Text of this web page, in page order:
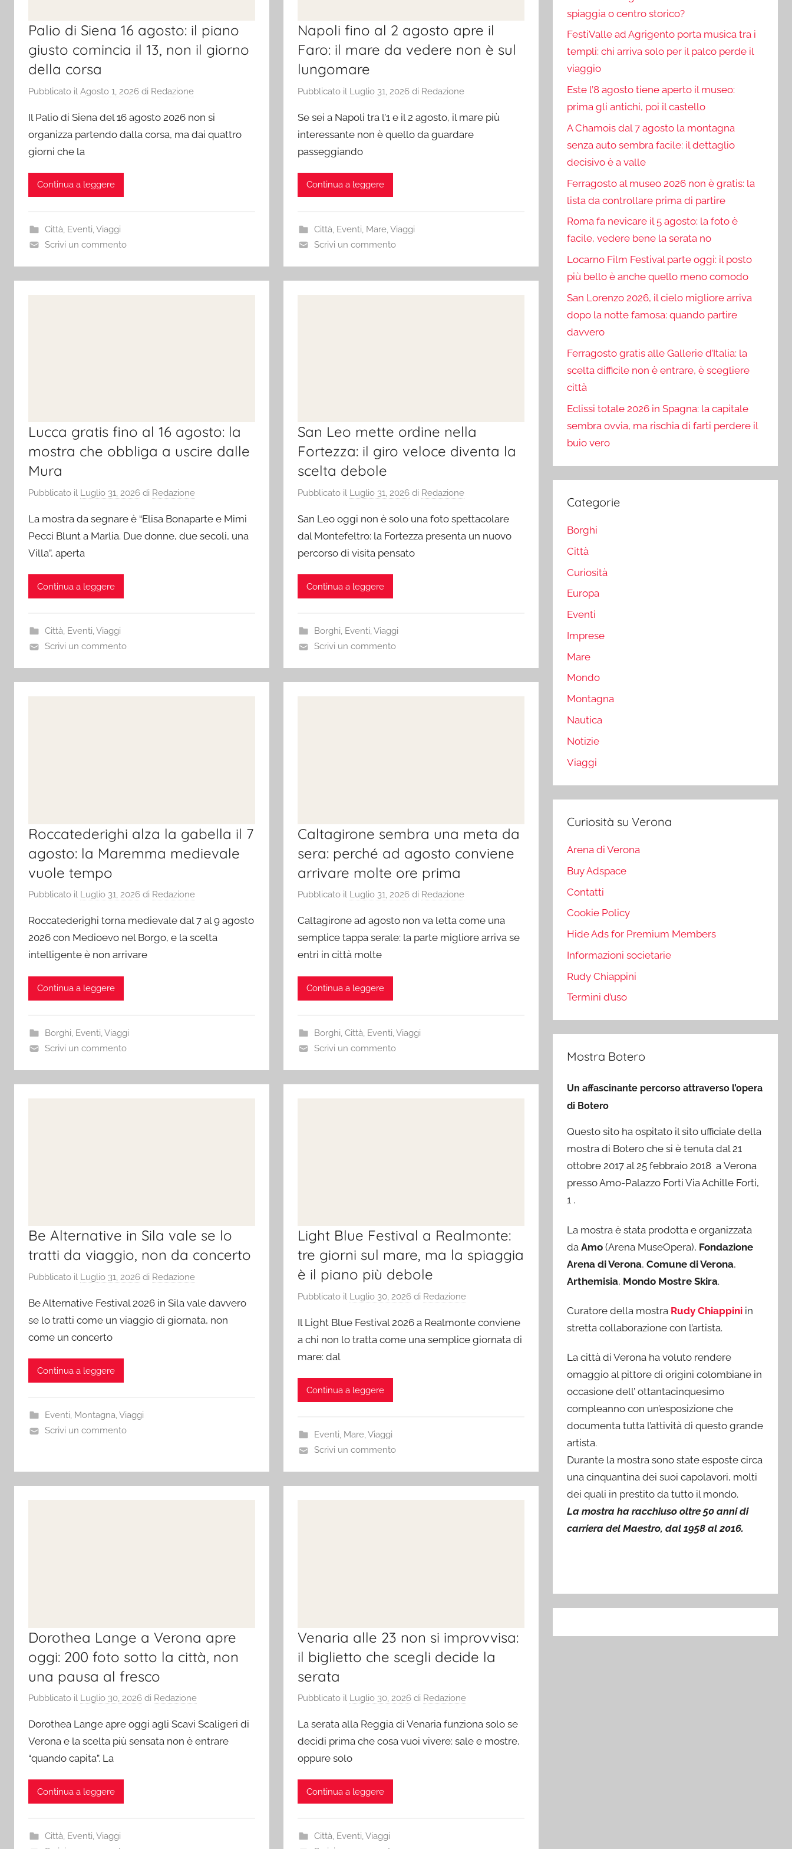
Palio di Siena 16 agosto: il piano
giusto comincia il 13, non il giorno
della corsa
Pubblicato il Agosto 1, 2026 di Redazione
Il Palio di Siena del 16 agosto 2026 non si
organizza partendo dalla corsa, ma dai quattro
giorni che la
Continua a leggere
Città, Eventi,Viaggi
Scrivi un commento
Napoli fino al 2 agosto apre il
Faro: il mare da vedere non è sul
lungomare
Pubblicato il Luglio 31, 2026 di Redazione
Se sei a Napoli tra l’1 e il 2 agosto, il mare più
interessante non è quello da guardare
passeggiando
Continua a leggere
Città, Eventi, Mare,Viaggi
Scrivi un commento
Lucca gratis fino al 16 agosto: la
mostra che obbliga a uscire dalle
Mura
Pubblicato il Luglio 31, 2026 di Redazione
La mostra da segnare è “Elisa Bonaparte e Mimì
Pecci Blunt a Marlia. Due donne, due secoli, una
Villa”, aperta
Continua a leggere
Città, Eventi,Viaggi
Scrivi un commento
San Leo mette ordine nella
Fortezza: il giro veloce diventa la
scelta debole
Pubblicato il Luglio 31, 2026 di Redazione
San Leo oggi non è solo una foto spettacolare
dal Montefeltro: la Fortezza presenta un nuovo
percorso di visita pensato
Continua a leggere
Borghi, Eventi,Viaggi
Scrivi un commento
Roccatederighi alza la gabella il 7
agosto: la Maremma medievale
vuole tempo
Pubblicato il Luglio 31, 2026 di Redazione
Roccatederighi torna medievale dal 7 al 9 agosto
2026 con Medioevo nel Borgo, e la scelta
intelligente è non arrivare
Continua a leggere
Borghi, Eventi,Viaggi
Scrivi un commento
Caltagirone sembra una meta da
sera: perché ad agosto conviene
arrivare molte ore prima
Pubblicato il Luglio 31, 2026 di Redazione
Caltagirone ad agosto non va letta come una
semplice tappa serale: la parte migliore arriva se
entri in città molte
Continua a leggere
Borghi, Città, Eventi,Viaggi
Scrivi un commento
Be Alternative in Sila vale se lo
tratti da viaggio, non da concerto
Pubblicato il Luglio 31, 2026 di Redazione
Be Alternative Festival 2026 in Sila vale davvero
se lo tratti come un viaggio di giornata, non
come un concerto
Continua a leggere
Eventi, Montagna,Viaggi
Scrivi un commento
Light Blue Festival a Realmonte:
tre giorni sul mare, ma la spiaggia
è il piano più debole
Pubblicato il Luglio 30, 2026 di Redazione
Il Light Blue Festival 2026 a Realmonte conviene
a chi non lo tratta come una semplice giornata di
mare: dal
Continua a leggere
Eventi, Mare,Viaggi
Scrivi un commento
Dorothea Lange a Verona apre
oggi: 200 foto sotto la città, non
una pausa al fresco
Pubblicato il Luglio 30, 2026 di Redazione
Dorothea Lange apre oggi agli Scavi Scaligeri di
Verona e la scelta più sensata non è entrare
“quando capita”. La
Continua a leggere
Città, Eventi,Viaggi
Venaria alle 23 non si improvvisa:
il biglietto che scegli decide la
serata
Pubblicato il Luglio 30, 2026 di Redazione
La serata alla Reggia di Venaria funziona solo se
decidi prima che cosa vuoi vivere: sale e mostre,
oppure solo
Continua a leggere
Città, Eventi,Viaggi
spiaggia o centro storico?
FestiValle ad Agrigento porta musica tra i
templi: chi arriva solo per il palco perde il
viaggio
Este l’8 agosto tiene aperto il museo:
prima gli antichi, poi il castello
A Chamois dal 7 agosto la montagna
senza auto sembra facile: il dettaglio
decisivo è a valle
Ferragosto al museo 2026 non è gratis: la
lista da controllare prima di partire
Roma fa nevicare il 5 agosto: la foto è
facile, vedere bene la serata no
Locarno Film Festival parte oggi: il posto
più bello è anche quello meno comodo
San Lorenzo 2026, il cielo migliore arriva
dopo la notte famosa: quando partire
davvero
Ferragosto gratis alle Gallerie d’Italia: la
scelta difficile non è entrare, è scegliere
città
Eclissi totale 2026 in Spagna: la capitale
sembra ovvia, ma rischia di farti perdere il
buio vero
Categorie
Borghi
Città
Curiosità
Europa
Eventi
Imprese
Mare
Mondo
Montagna
Nautica
Notizie
Viaggi
Curiosità su Verona
Arena di Verona
Buy Adspace
Contatti
Cookie Policy
Hide Ads for Premium Members
Informazioni societarie
Rudy Chiappini
Termini d’uso
Mostra Botero
Un affascinante percorso attraverso l’opera
di Botero
Questo sito ha ospitato il sito ufficiale della
mostra di Botero che si è tenuta dal 21
ottobre 2017 al 25 febbraio 2018 a Verona
presso Amo-Palazzo Forti Via Achille Forti,
1 .
La mostra è stata prodotta e organizzata
daAmo (Arena MuseOpera), Fondazione
Arena di Verona,Comune di Verona,
Arthemisia, Mondo Mostre Skira.
Curatore della mostra Rudy Chiappini in
stretta collaborazione con l’artista.
La città di Verona ha voluto rendere
omaggio al pittore di origini colombiane in
occasione dell’ ottantacinquesimo
compleanno con un’esposizione che
documenta tutta l’attività di questo grande
artista.
Durante la mostra sono state esposte circa
una cinquantina dei suoi capolavori, molti
dei quali in prestito da tutto il mondo.
La mostra ha racchiuso oltre 50 anni di
carriera del Maestro, dal 1958 al 2016.